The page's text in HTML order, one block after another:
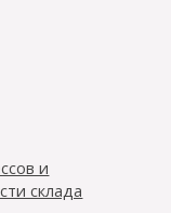
и
склада